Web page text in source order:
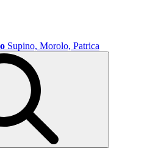
Supino, Morolo, Patrica